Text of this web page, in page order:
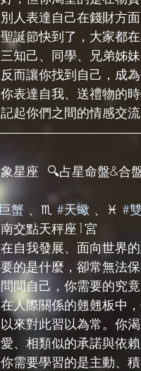
別人表達自己在錢財方面
聖誕節快到了，大家都
三知己、同學、兄弟姊
反而讓你找到自己，成為
你表達自我、送禮物的
記起你們之間的情感交流
星座  🔍占星命盤&合
蟹 、♏️ #天蠍 、♓️ #
南交點天秤座1宮
在自我發展、面向世界
要的是什麼，卻常無法
問問自己，你需要的究
在人際關係的翹翹板中
以來對此習以為常。你
愛、相類似的承諾與依
你需要學習的是主動、